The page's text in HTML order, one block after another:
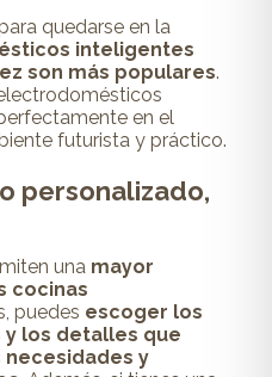
quedarse en la
inteligentes
son más populares.
en el
futurista y práctico.
personalizado,
una mayor
cocinas
puedes escoger los
los detalles que
necesidades y